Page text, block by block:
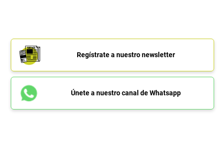
Regístrate a nuestro newsletter
Únete a nuestro canal de Whatsapp